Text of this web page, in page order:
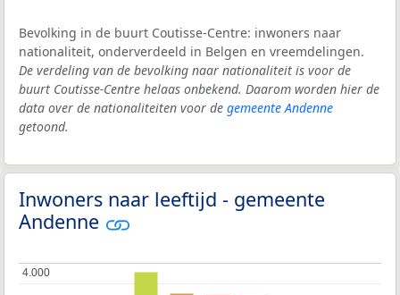
Bevolking in de buurt Coutisse-Centre: inwoners naar
nationaliteit, onderverdeeld in Belgen en vreemdelingen.
De verdeling van de bevolking naar nationaliteit is voor de
buurt Coutisse-Centre helaas onbekend. Daarom worden hier de
data over de nationaliteiten voor de gemeente Andenne
getoond.
Inwoners naar leeftijd - gemeente
Andenne
4.000
4.000